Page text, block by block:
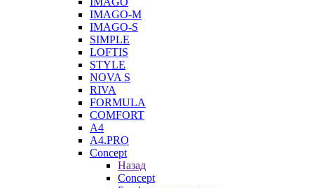
IMAGO-M
IMAGO-S
SIMPLE
LOFTIS
STYLE
NOVA S
RIVA
FORMULA
COMFORT
A4
A4.PRO
Concept
Назад
Concept